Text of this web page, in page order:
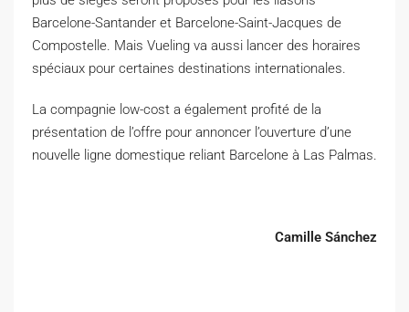
Barcelone-Santander et Barcelone-Saint-Jacques de
Compostelle. Mais Vueling va aussi lancer des horaires
spéciaux pour certaines destinations internationales.
La compagnie low-cost a également profité de la
présentation de l’offre pour annoncer l’ouverture d’une
nouvelle ligne domestique reliant Barcelone à Las Palmas.
Camille Sánchez